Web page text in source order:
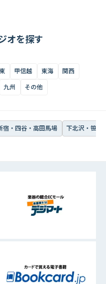
オを探す
甲信越 東海
関西
九州 その他
宿・四谷・高田馬場 下北沢・笹塚